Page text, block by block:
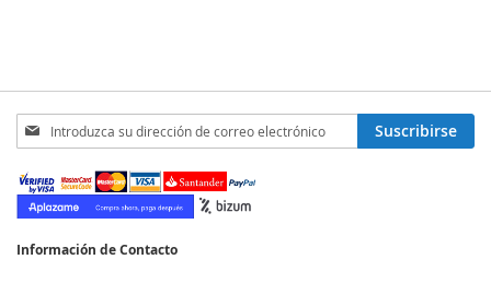
Inscríbase
a
nuestro
boletín
de
Suscribirse
Información de Contacto